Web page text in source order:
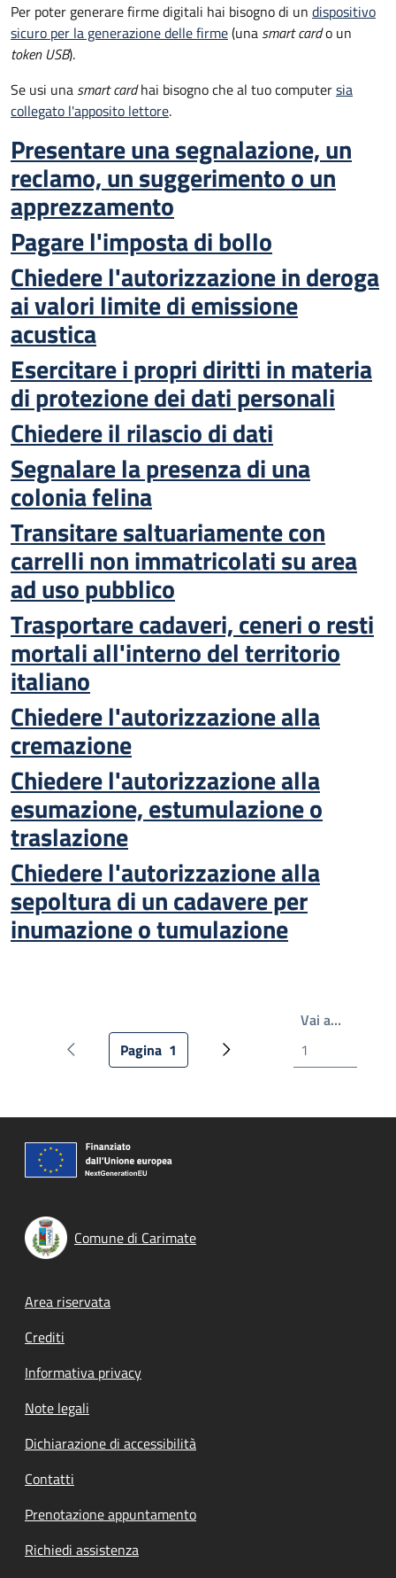
Per poter generare firme digitali hai bisogno di un dispositivo
sicuro per la generazione delle firme(una smart cardo un
token USB).
Se usi una smart cardhai bisogno che al tuo computersia
collegato l'apposito lettore.
Presentare una segnalazione, un
reclamo, un suggerimento o un
apprezzamento
Pagare l'imposta di bollo
Chiedere l'autorizzazione in deroga
ai valori limite di emissione
acustica
Esercitare i propri diritti in materia
di protezione dei dati personali
Chiedere il rilascio di dati
Segnalare la presenza di una
colonia felina
Transitare saltuariamente con
carrelli non immatricolati su area
ad uso pubblico
Trasportare cadaveri, ceneri o resti
mortali all'interno del territorio
italiano
Chiedere l'autorizzazione alla
cremazione
Chiedere l'autorizzazione alla
esumazione, estumulazione o
traslazione
Chiedere l'autorizzazione alla
sepoltura di un cadavere per
inumazione o tumulazione
Pagina precedentePagina attuale
Pagina 1 Pagina successiva
Vai a…
Comune di Carimate
Footer menu
Area riservata
Crediti
Informativa privacy
Note legali
Dichiarazione di accessibilità
Contatti
Prenotazione appuntamento
Richiedi assistenza